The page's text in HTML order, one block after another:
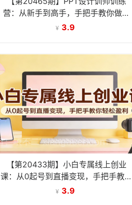
营：从新手到高手，手把手教你做高
颜值高逻辑PPT，职场接单双提升
¥ 3.9
【第20433期】小白专属线上创业
课：从0起号到直播变现，手把手教你
轻松盈利
¥ 3.9